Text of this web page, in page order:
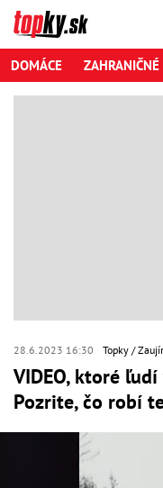
DOMÁCE ZAHRANIČNÉ
28.6.2023 16:30 Topky
VIDEO, ktoré
Pozrite, čo robí